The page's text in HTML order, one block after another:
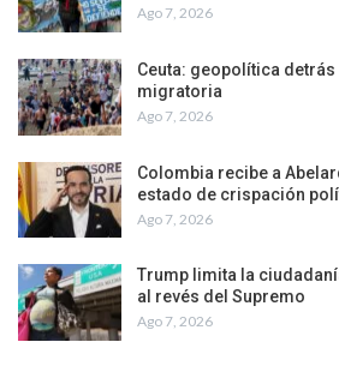
Ago 7, 2026
Ceuta: geopolítica
migratoria
Ago 7, 2026
Colombia recibe a
estado de crispación
Ago 7, 2026
Trump limita la
al revés del Supremo
Ago 7, 2026